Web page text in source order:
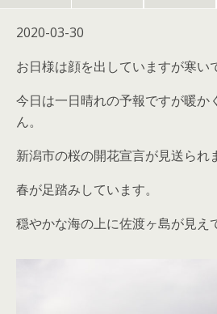
2020-03-30
お日様は顔を出していますが寒い
今日は一日晴れの予報ですが暖か
ん。
新潟市の桜の開花宣言が見送られ
春が足踏みしています。
穏やかな海の上に佐渡ヶ島が見え